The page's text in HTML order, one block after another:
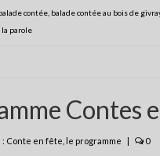
contée, balade contée au bois de
parole
Contes
: Conte en fête le programme | 0